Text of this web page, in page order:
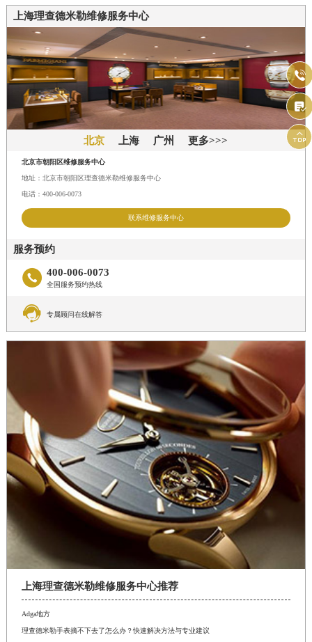
上海理查德米勒维修服务中心
北京 上海 广州 更多>>>
北京市朝阳区维修服务中心
地址：北京市朝阳区理查德米勒维修服务中心
电话：400-006-0073
联系维修服务中心
服务预约
 400-006-0073
全国服务预约热线
 专属顾问在线解答
上海理查德米勒维修服务中心推荐
Adga地方
理查德米勒手表摘不下去了怎么办？快速解决方法与专业建议


